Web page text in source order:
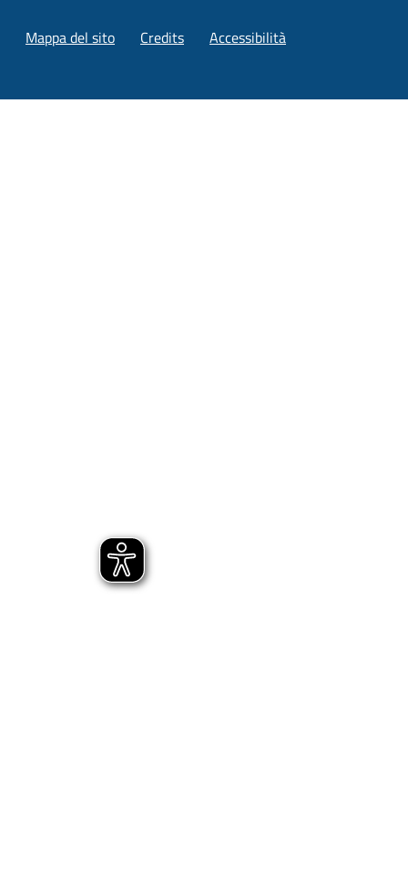
Mappa del sito Credits Accessibilità